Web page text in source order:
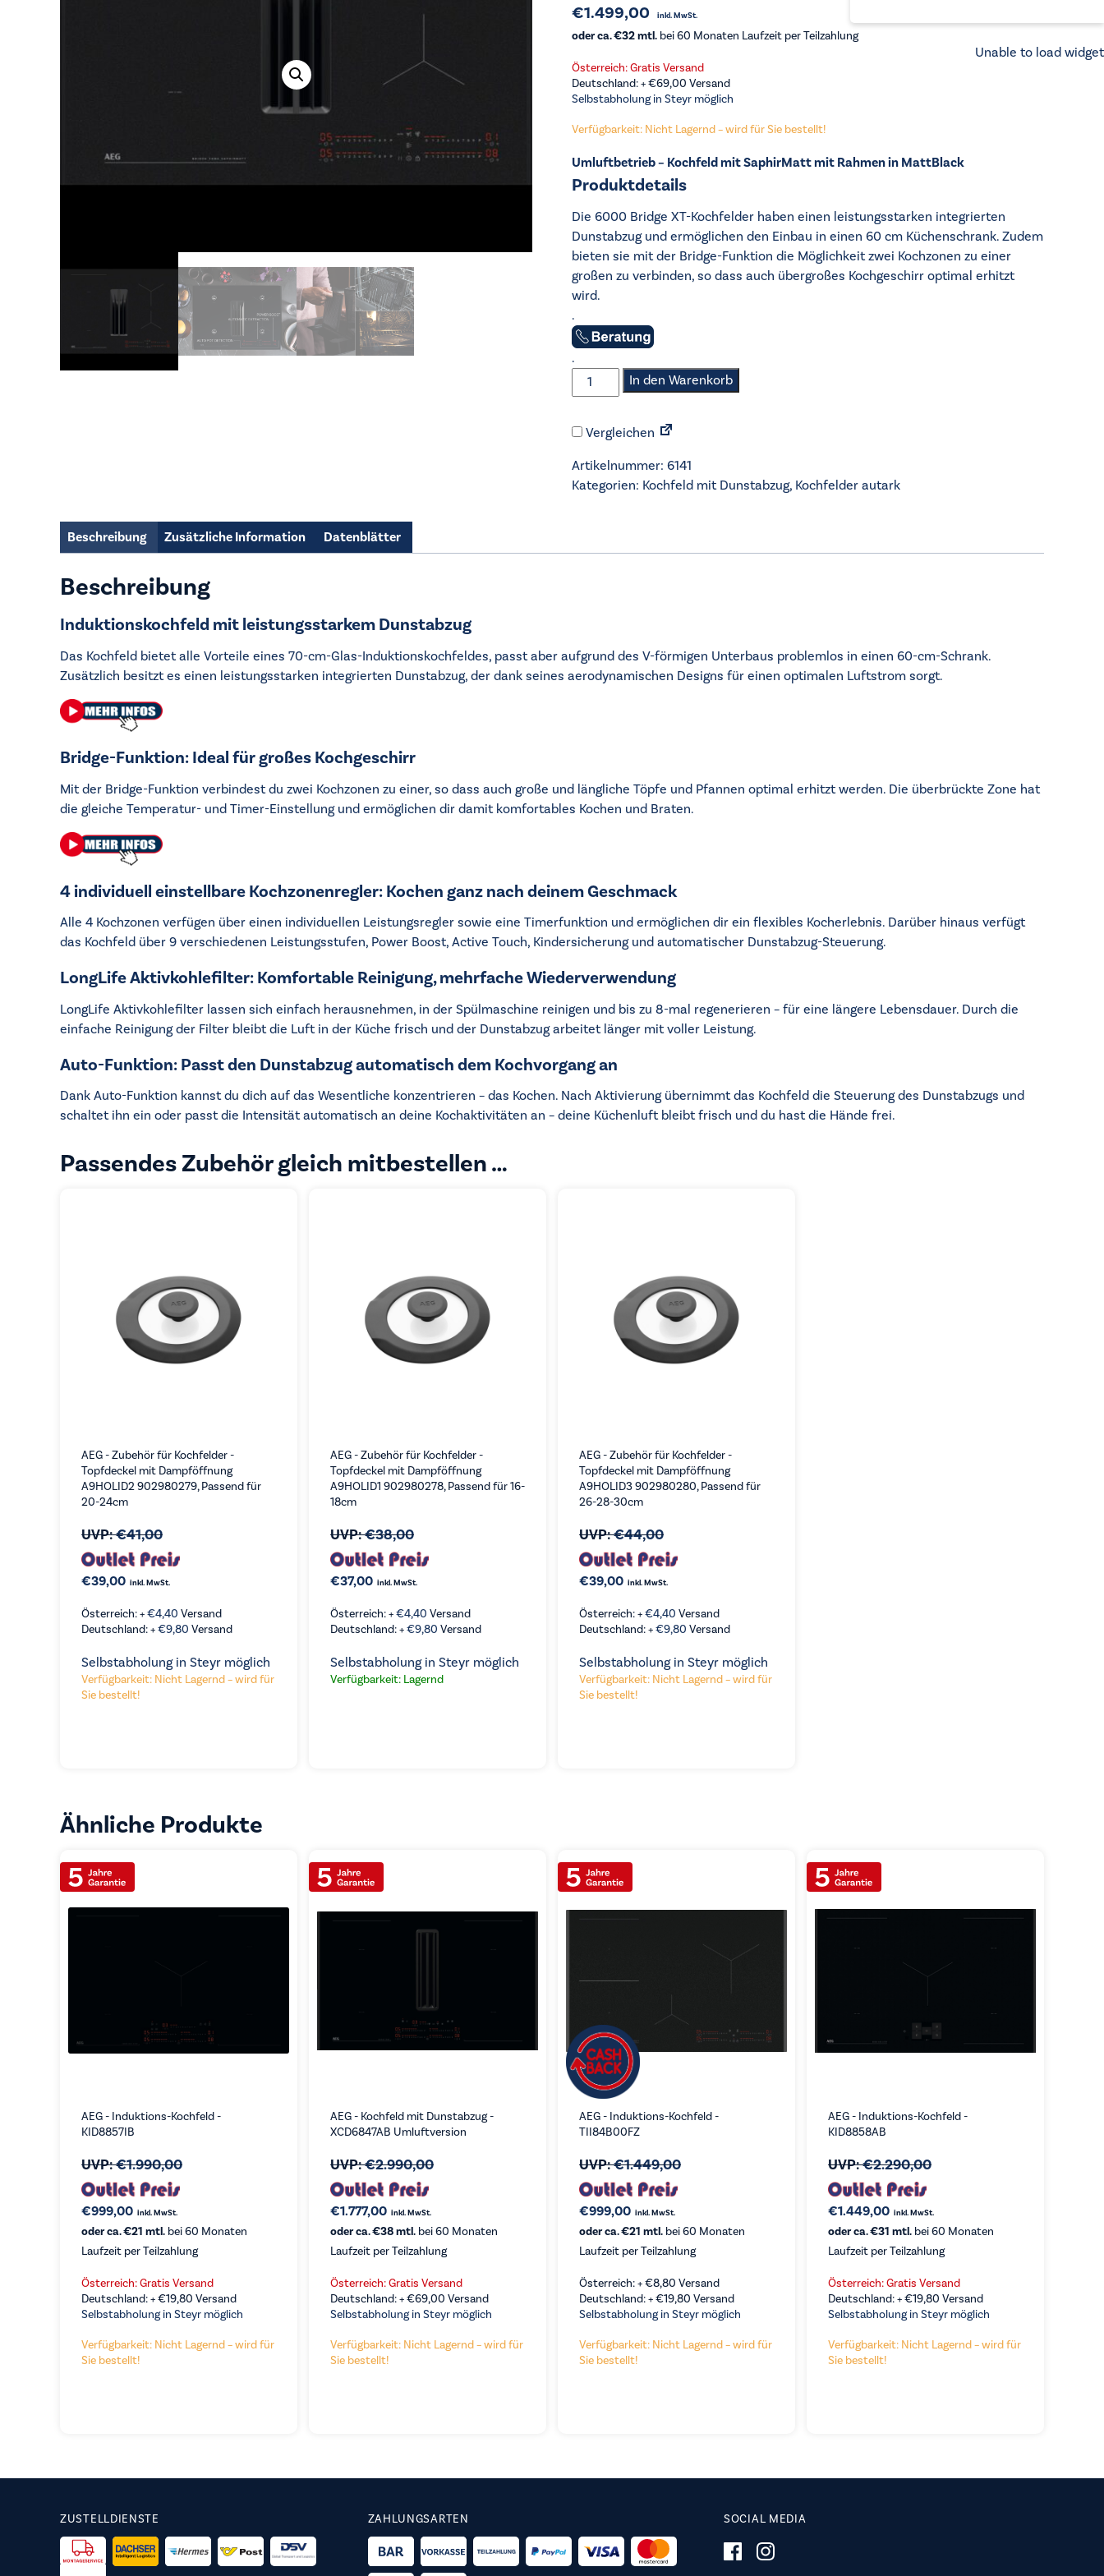
€1.499,00 inkl. MwSt.
oder ca. €32 mtl.bei 60 Monaten Laufzeit per Teilzahlung
Österreich: Gratis Versand
Deutschland: +€69,00 Versand
Selbstabholung in Steyr möglich
Verfügbarkeit: Nicht Lagernd – wird für Sie bestellt!
Umluftbetrieb – Kochfeld mit SaphirMatt mit Rahmen in MattBlack
Produktdetails
Die 6000 Bridge XT-Kochfelder haben einen leistungsstarken integrierten
Dunstabzug und ermöglichen den Einbau in einen 60 cm Küchenschrank. Zudem
bieten sie mit der Bridge-Funktion die Möglichkeit zwei Kochzonen zu einer
großen zu verbinden, so dass auch übergroßes Kochgeschirr optimal erhitzt
wird.
.
.
AEG
-
mit
-
XUB6745AS
Menge
In den Warenkorb
Vergleichen
Artikelnummer: 6141
Kategorien: Kochfeld mit Dunstabzug, Kochfelder autark
Beschreibung Zusätzliche Information Datenblätter
Beschreibung
Induktionskochfeld mit leistungsstarkem Dunstabzug
Das Kochfeld bietet alle Vorteile eines 70-cm-Glas-Induktionskochfeldes, passt aber aufgrund des V-förmigen Unterbaus problemlos in einen 60-cm-Schrank.
Zusätzlich besitzt es einen leistungsstarken integrierten Dunstabzug, der dank seines aerodynamischen Designs für einen optimalen Luftstrom sorgt.
Bridge-Funktion: Ideal für großes Kochgeschirr
Mit der Bridge-Funktion verbindest du zwei Kochzonen zu einer, so dass auch große und längliche Töpfe und Pfannen optimal erhitzt werden. Die überbrückte Zone hat
die gleiche Temperatur- und Timer-Einstellung und ermöglichen dir damit komfortables Kochen und Braten.
4 individuell einstellbare Kochzonenregler: Kochen ganz nach deinem Geschmack
Alle 4 Kochzonen verfügen über einen individuellen Leistungsregler sowie eine Timerfunktion und ermöglichen dir ein flexibles Kocherlebnis. Darüber hinaus verfügt
das Kochfeld über 9 verschiedenen Leistungsstufen, Power Boost, Active Touch, Kindersicherung und automatischer Dunstabzug-Steuerung.
LongLife Aktivkohlefilter: Komfortable Reinigung, mehrfache Wiederverwendung
LongLife Aktivkohlefilter lassen sich einfach herausnehmen, in der Spülmaschine reinigen und bis zu 8-mal regenerieren – für eine längere Lebensdauer. Durch die
einfache Reinigung der Filter bleibt die Luft in der Küche frisch und der Dunstabzug arbeitet länger mit voller Leistung.
Auto-Funktion: Passt den Dunstabzug automatisch dem Kochvorgang an
Dank Auto-Funktion kannst du dich auf das Wesentliche konzentrieren – das Kochen. Nach Aktivierung übernimmt das Kochfeld die Steuerung des Dunstabzugs und
schaltet ihn ein oder passt die Intensität automatisch an deine Kochaktivitäten an – deine Küchenluft bleibt frisch und du hast die Hände frei.
Passendes Zubehör gleich mitbestellen …
AEG - Zubehör für Kochfelder -
Topfdeckel mit Dampföffnung
A9HOLID2 902980279, Passend für
20-24cm
UVP:€41,00
€39,00 inkl. MwSt.
Österreich: +€4,40 Versand
Deutschland: +€9,80 Versand
Selbstabholung in Steyr möglich
Verfügbarkeit: Nicht Lagernd – wird für
Sie bestellt!
AEG - Zubehör für Kochfelder -
Topfdeckel mit Dampföffnung
A9HOLID1 902980278, Passend für 16-
18cm
UVP:€38,00
€37,00 inkl. MwSt.
Österreich: +€4,40 Versand
Deutschland: +€9,80 Versand
Selbstabholung in Steyr möglich
Verfügbarkeit: Lagernd
VERGLEICHEN
AEG - Zubehör für Kochfelder -
Topfdeckel mit Dampföffnung
A9HOLID3 902980280, Passend für
26-28-30cm
UVP:€44,00
€39,00 inkl. MwSt.
Österreich: +€4,40 Versand
Deutschland: +€9,80 Versand
Selbstabholung in Steyr möglich
Verfügbarkeit: Nicht Lagernd – wird für
Sie bestellt!
Ähnliche Produkte
AEG - Induktions-Kochfeld -
KID8857IB
UVP:€1.990,00
€999,00 inkl. MwSt.
oder ca. €21 mtl. bei 60 Monaten
Laufzeit per Teilzahlung
Österreich: Gratis Versand
Deutschland: +€19,80 Versand
Selbstabholung in Steyr möglich
Verfügbarkeit: Nicht Lagernd – wird für
Sie bestellt!
AEG - Kochfeld mit Dunstabzug -
XCD6847AB Umluftversion
UVP:€2.990,00
€1.777,00 inkl. MwSt.
oder ca. €38 mtl. bei 60 Monaten
Laufzeit per Teilzahlung
Österreich: Gratis Versand
Deutschland: +€69,00 Versand
Selbstabholung in Steyr möglich
Verfügbarkeit: Nicht Lagernd – wird für
Sie bestellt!
AEG - Induktions-Kochfeld -
TII84B00FZ
UVP:€1.449,00
€999,00 inkl. MwSt.
oder ca. €21 mtl. bei 60 Monaten
Laufzeit per Teilzahlung
Österreich: +€8,80 Versand
Deutschland: +€19,80 Versand
Selbstabholung in Steyr möglich
Verfügbarkeit: Nicht Lagernd – wird für
Sie bestellt!
AEG - Induktions-Kochfeld -
KID8858AB
UVP:€2.290,00
€1.449,00 inkl. MwSt.
oder ca. €31 mtl. bei 60 Monaten
Laufzeit per Teilzahlung
Österreich: Gratis Versand
Deutschland: +€19,80 Versand
Selbstabholung in Steyr möglich
Verfügbarkeit: Nicht Lagernd – wird für
Sie bestellt!
ZUSTELLDIENSTE ZAHLUNGSARTEN SOCIAL MEDIA
Unable to load widget